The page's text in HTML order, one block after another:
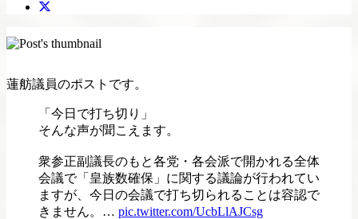
蓮舫議員のポストです。
「今日で打ち切り」
そんな声が聞こえます。
衆参正副議長のもと各党・各会派で開かれる全体
会議で「皇族数確保」に関する議論が行われてい
ますが、今日の会議で打ち切られることは容認で
きません。… pic.twitter.com/UcbLlAJCsg